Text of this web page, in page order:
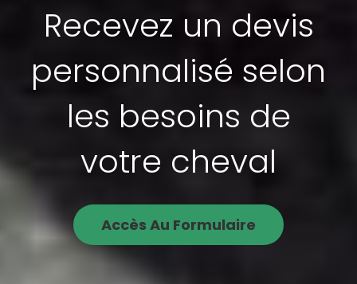
Recevez un devis
personnalisé selon
les besoins de
votre cheval
Accès Au Formulaire